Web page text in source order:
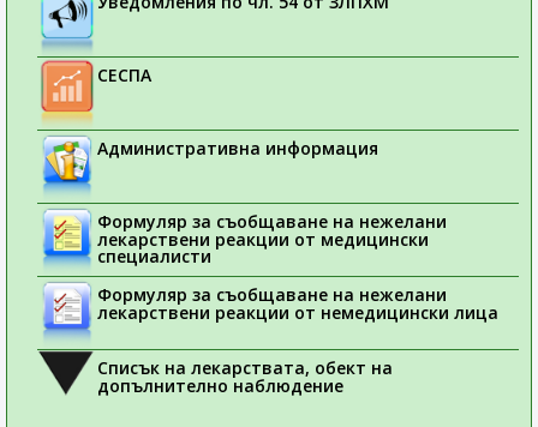
СЕСПА
Административна информация
Формуляр за съобщаване на нежелани
лекарствени реакции от медицински
специалисти
Формуляр за съобщаване на нежелани
лекарствени реакции от немедицински лица
Списък на лекарствата, обект на
допълнително наблюдение